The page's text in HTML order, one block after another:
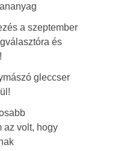
a szeptember
és
gleccser
az volt, hogy